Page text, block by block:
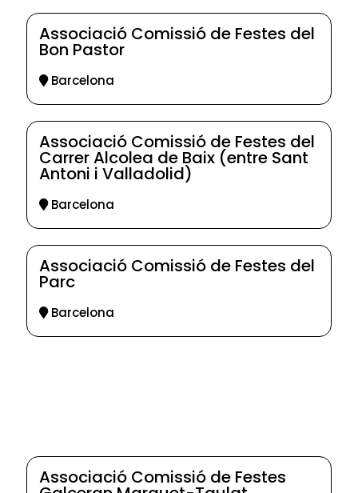
Associació Comissió de Festes del
Bon Pastor
Barcelona
Associació Comissió de Festes del
Carrer Alcolea de Baix (entre Sant
Antoni i Valladolid)
Barcelona
Associació Comissió de Festes del
Parc
Barcelona
Associació Comissió de Festes